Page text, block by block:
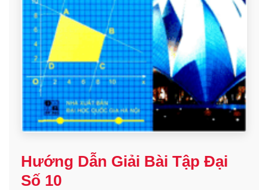
Hướng Dẫn Giải Bài Tập Đại
Số 10